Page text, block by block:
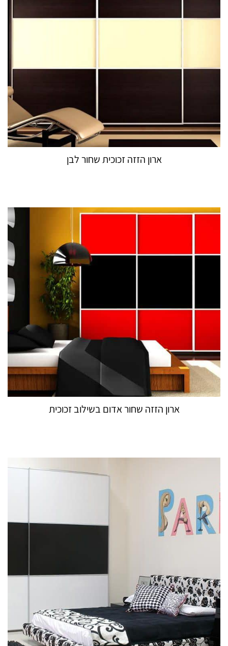
ארון הזזה זכוכית שחור לבן
ארון הזזה שחור אדום בשילוב זכוכית